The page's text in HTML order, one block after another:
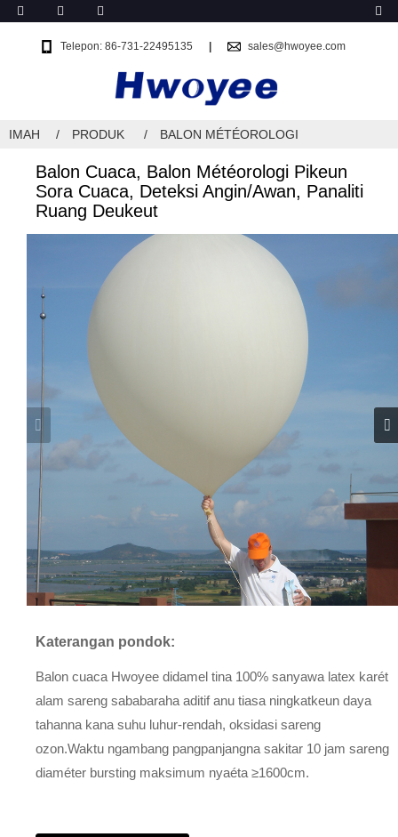
Telepon: 86-731-22495135 sales@hwoyee.com
IMAH PRODUK BALON MÉTÉOROLOGI
Balon Cuaca, Balon Météorologi Pikeun
Sora Cuaca, Deteksi Angin/Awan, Panaliti
Ruang Deukeut
Katerangan pondok:
Balon cuaca Hwoyee didamel tina 100% sanyawa latex karét
alam sareng sababaraha aditif anu tiasa ningkatkeun daya
tahanna kana suhu luhur-rendah, oksidasi sareng
ozon.Waktu ngambang pangpanjangna sakitar 10 jam sareng
diaméter bursting maksimum nyaéta ≥1600cm.